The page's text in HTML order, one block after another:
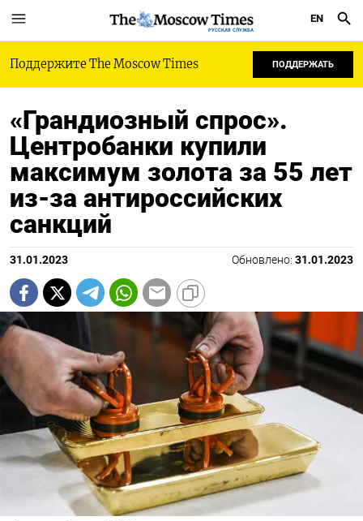
РУССКАЯ СЛУЖБА
EN
Поддержите The Moscow Times ПОДДЕРЖАТЬ
«Грандиозный спрос».
Центробанки купили
максимум золота за 55 лет
из-за антироссийских
санкций
31.01.2023 Обновлено: 31.01.2023